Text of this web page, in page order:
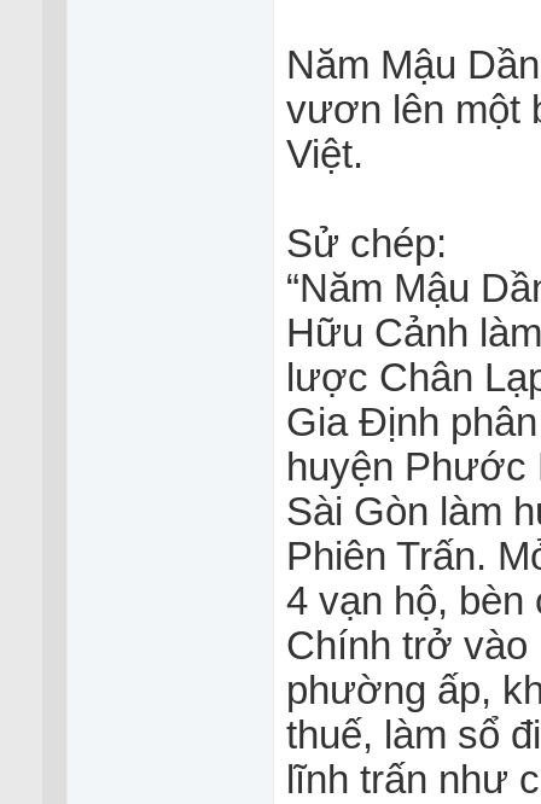
Năm Mậu
vươn lên một
Việt.
Sử chép:
“Năm Mậu
Hữu Cảnh
lược Chân
Gia Định
huyện Phước
Sài Gòn làm
Phiên Trấn.
4 vạn hộ, bèn
Chính trở vào
phường ấp,
thuế, làm sổ
lĩnh trấn như